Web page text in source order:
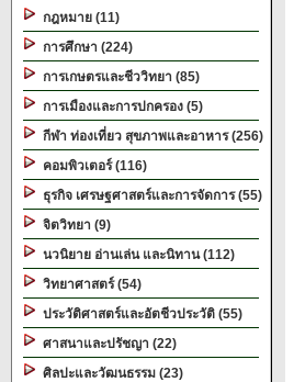
กฎหมาย (11)
การศึกษา (224)
การเกษตรและชีววิทยา (85)
การเมืองและการปกครอง (5)
กีฬา ท่องเที่ยว สุขภาพและอาหาร (256)
คอมพิวเตอร์ (116)
ธุรกิจ เศรษฐศาสตร์และการจัดการ (55)
จิตวิทยา (9)
นวนิยาย อ่านเล่น และนิทาน (112)
วิทยาศาสตร์ (54)
ประวัติศาสตร์และอัตชีวประวัติ (55)
ศาสนาและปรัชญา (22)
ศิลปะและวัฒนธรรม (23)